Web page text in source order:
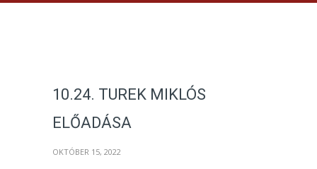
10.24. TUREK MIKLÓS
ELŐADÁSA
OKTÓBER 15, 2022